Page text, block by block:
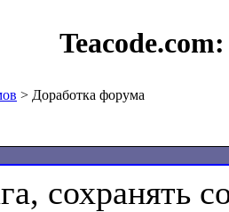
> Доработка форума
сохранять